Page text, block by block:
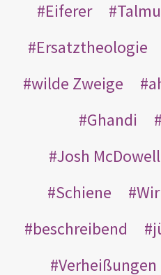
Eiferer
Ersatztheologie
wilde Zweige
Ghandi
Josh McDowell
Schiene
beschreibend
Verheißungen